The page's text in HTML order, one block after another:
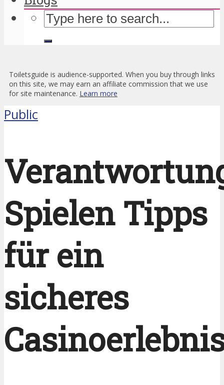
Toiletsguide is audience-supported. When you buy through links
on this site, we may earn an affiliate commission that we use
for site maintenance. Learn more
Public
Spielen Tipps
für ein
sicheres